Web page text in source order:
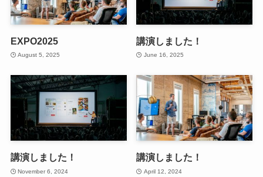
EXPO2025
August 5, 2025
講演しました！
June 16, 2025
講演しました！
November 6, 2024
講演しました！
April 12, 2024